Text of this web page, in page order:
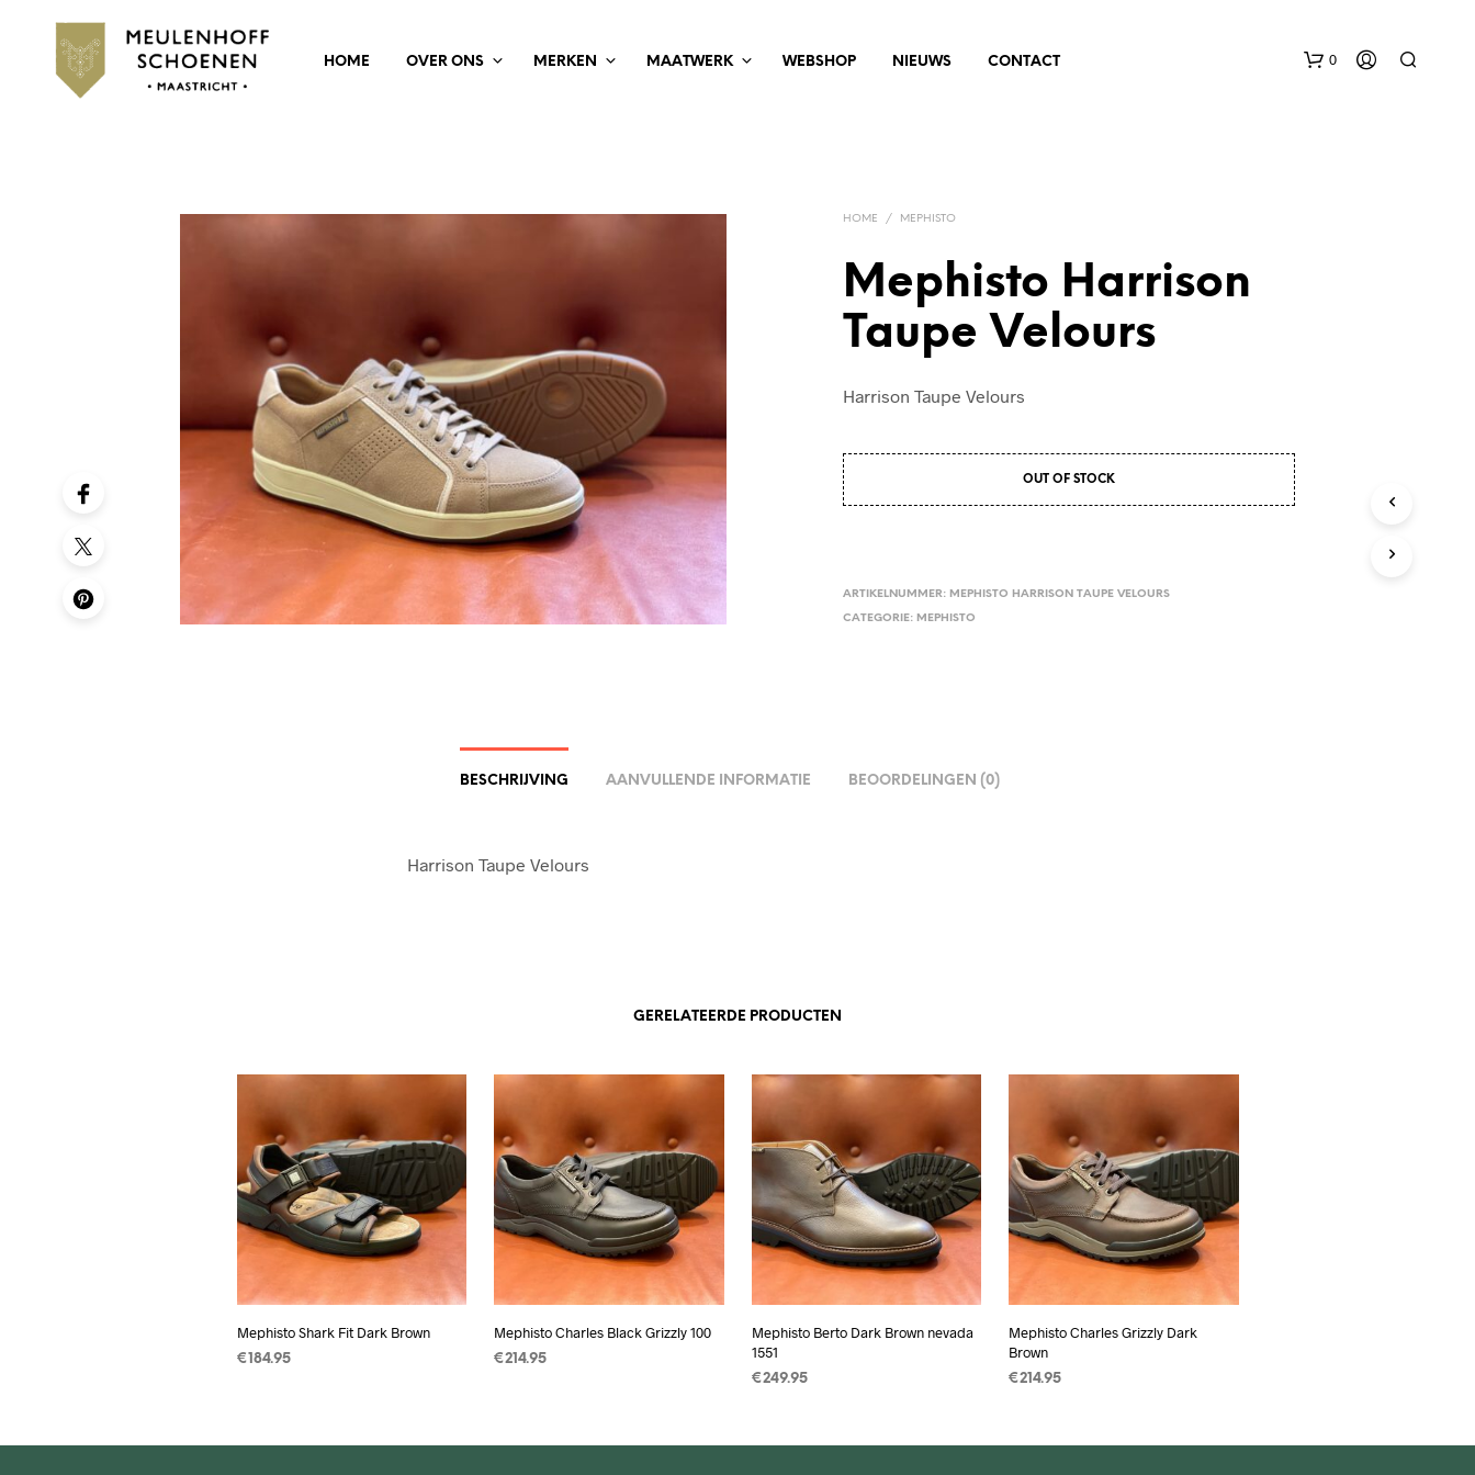
HOME OVER ONS MERKEN MAATWERK WEBSHOP NIEUWS CONTACT 0
HOME / MEPHISTO
Mephisto Harrison
Taupe Velours
Harrison Taupe Velours
OUT OF STOCK
ARTIKELNUMMER: MEPHISTO HARRISON TAUPE VELOURS
CATEGORIE: MEPHISTO
BESCHRIJVING AANVULLENDE INFORMATIE BEOORDELINGEN (0)
Harrison Taupe Velours
GERELATEERDE PRODUCTEN
Mephisto Shark Fit Dark Brown
€ 184.95
heeft
Mephisto Charles Black Grizzly 100
€214.95
heeft
Mephisto Berto Dark Brown nevada
1551
€249.95
Mephisto Charles Grizzly Dark
Brown
€214.95